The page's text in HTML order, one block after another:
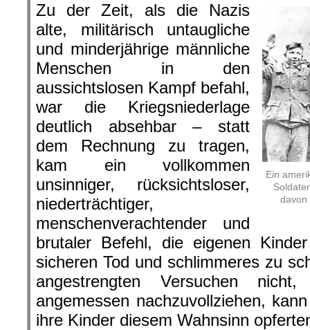
Ein
davon
Zu der Zeit, als die Nazis
alte, militärisch untaugliche
und minderjährige männliche
Menschen in den
aussichtslosen Kampf befahl,
war die Kriegsniederlage
deutlich absehbar – statt
dem Rechnung zu tragen,
kam ein vollkommen
unsinniger, rücksichtsloser,
niederträchtiger,
menschenverachtender und
brutaler Befehl, die eigenen
sicheren Tod und schlimmeres zu
angestrengten Versuchen
angemessen nachzuvollziehen,
ihre Kinder diesem Wahnsinn